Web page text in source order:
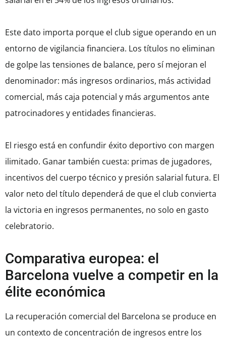
Este dato importa porque el club sigue operando en un
entorno de vigilancia financiera. Los títulos no eliminan
de golpe las tensiones de balance, pero sí mejoran el
denominador: más ingresos ordinarios, más actividad
comercial, más caja potencial y más argumentos ante
patrocinadores y entidades financieras.
El riesgo está en confundir éxito deportivo con margen
ilimitado. Ganar también cuesta: primas de jugadores,
incentivos del cuerpo técnico y presión salarial futura. El
valor neto del título dependerá de que el club convierta
la victoria en ingresos permanentes, no solo en gasto
celebratorio.
Comparativa europea: el
Barcelona vuelve a competir en la
élite económica
La recuperación comercial del Barcelona se produce en
un contexto de concentración de ingresos entre los